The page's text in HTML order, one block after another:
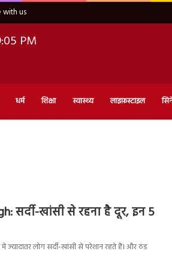
with us
PM
धर्म शिक्षा स्वास्थ्य लाइफ़स्टाइल
सर्दी-खांसी से रहना है दूर, इन 5
लोग सर्दी-खांसी से परेशान रहते हैं। और ठंड